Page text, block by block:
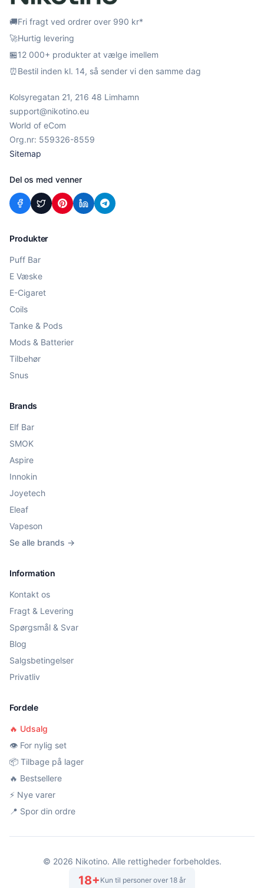
🚚Fri fragt ved ordrer over 990 kr*
🚀Hurtig levering
🏪12 000+ produkter at vælge imellem
⏰Bestil inden kl. 14, så sender vi den samme dag
Kolsyregatan 21, 216 48 Limhamn
support@nikotino.eu
World of eCom
Org.nr: 559326-8559
Sitemap
Del os med venner
Produkter
Puff Bar
E Væske
E-Cigaret
Coils
Tanke & Pods
Mods & Batterier
Tilbehør
Snus
Brands
Elf Bar
SMOK
Aspire
Innokin
Joyetech
Eleaf
Vapeson
Se alle brands →
Information
Kontakt os
Fragt & Levering
Spørgsmål & Svar
Blog
Salgsbetingelser
Privatliv
Fordele
🔥 Udsalg
👁️ For nylig set
📦 Tilbage på lager
🔥 Bestsellere
⚡ Nye varer
📍 Spor din ordre
© 2026 Nikotino. Alle rettigheder forbeholdes.
18+ Kun til personer over 18 år